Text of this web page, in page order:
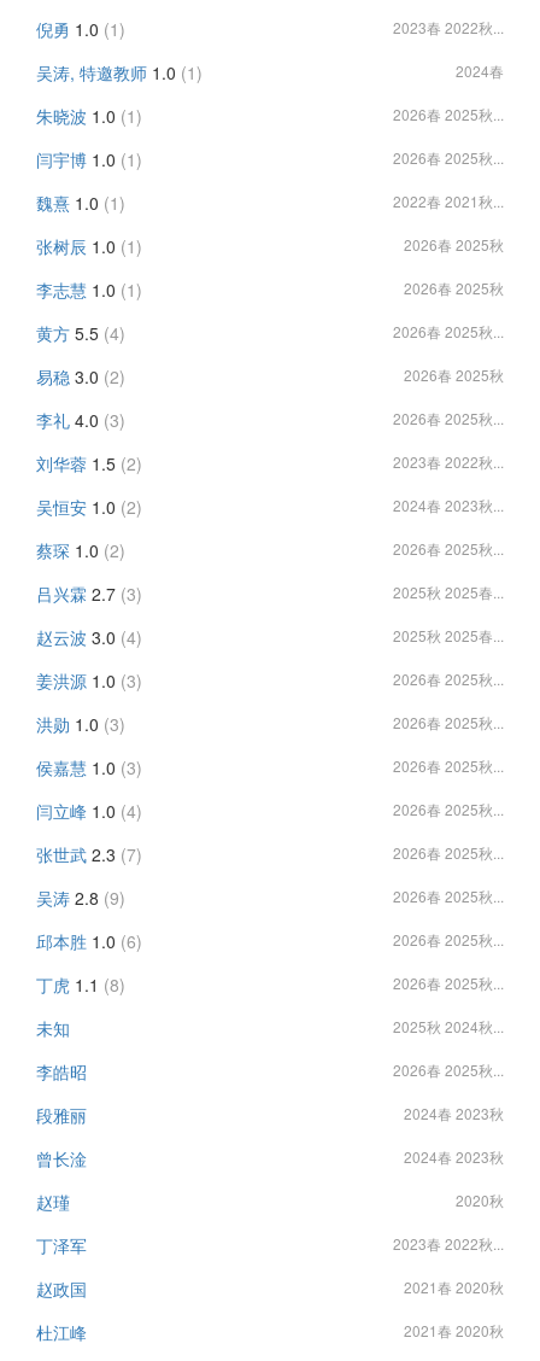
倪勇 1.0 (1) 2023春 2022秋...
吴涛, 特邀教师 1.0 (1) 2024春
朱晓波 1.0 (1) 2026春 2025秋...
闫宇博 1.0 (1) 2026春 2025秋...
魏熹 1.0 (1) 2022春 2021秋...
张树辰 1.0 (1) 2026春 2025秋
李志慧 1.0 (1) 2026春 2025秋
黄方 5.5 (4) 2026春 2025秋...
易稳 3.0 (2) 2026春 2025秋
李礼 4.0 (3) 2026春 2025秋...
刘华蓉 1.5 (2) 2023春 2022秋...
吴恒安 1.0 (2) 2024春 2023秋...
蔡琛 1.0 (2) 2026春 2025秋...
吕兴霖 2.7 (3) 2025秋 2025春...
赵云波 3.0 (4) 2025秋 2025春...
姜洪源 1.0 (3) 2026春 2025秋...
洪勋 1.0 (3) 2026春 2025秋...
侯嘉慧 1.0 (3) 2026春 2025秋...
闫立峰 1.0 (4) 2026春 2025秋...
张世武 2.3 (7) 2026春 2025秋...
吴涛 2.8 (9) 2026春 2025秋...
邱本胜 1.0 (6) 2026春 2025秋...
丁虎 1.1 (8) 2026春 2025秋...
未知 2025秋 2024秋...
李皓昭 2026春 2025秋...
段雅丽 2024春 2023秋
曾长淦 2024春 2023秋
赵瑾 2020秋
丁泽军 2023春 2022秋...
赵政国 2021春 2020秋
杜江峰 2021春 2020秋